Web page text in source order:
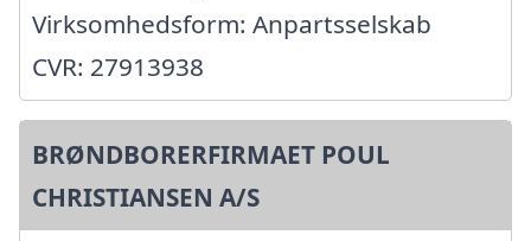
Virksomhedsform: Anpartsselskab
CVR: 27913938
BRØNDBORERFIRMAET POUL
CHRISTIANSEN A/S